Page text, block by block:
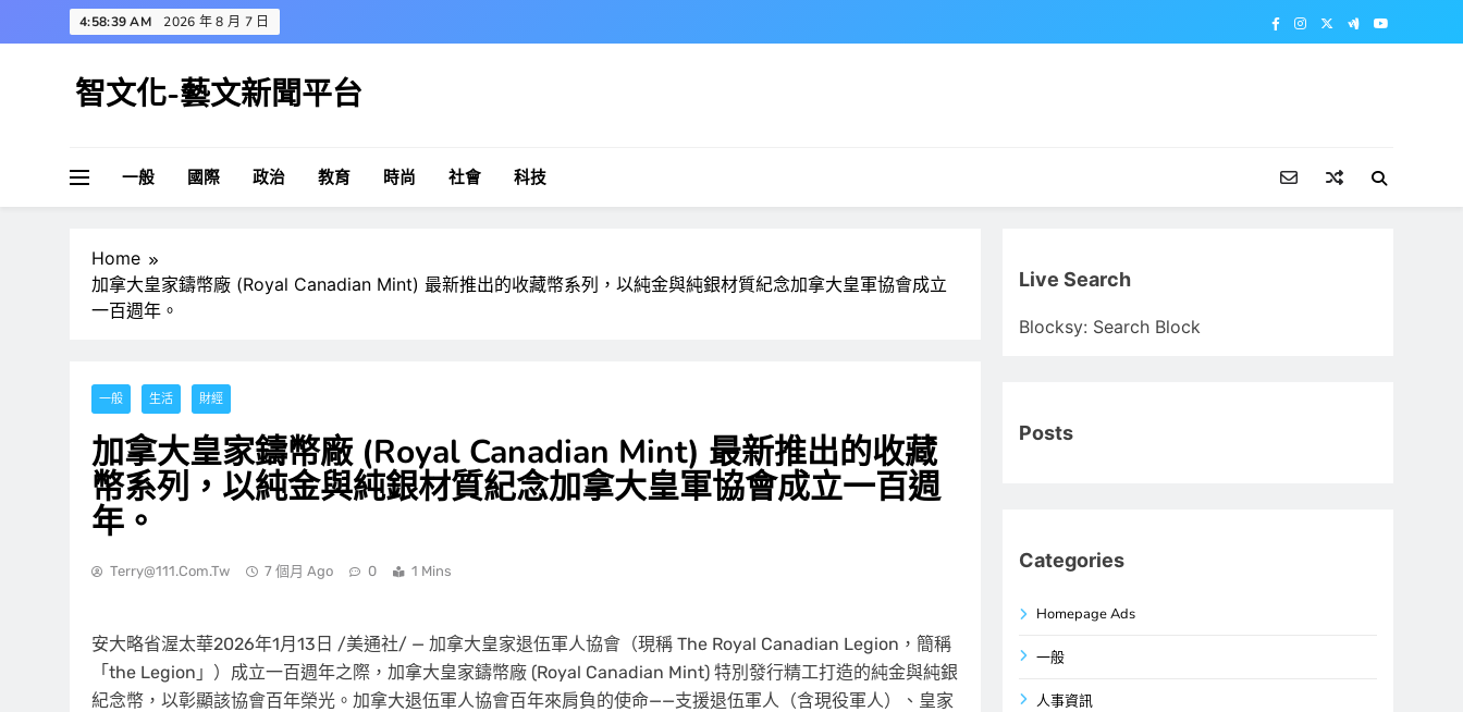
to
4:58:39 AM 2026 年 8 月 7 日
智文化-藝文新聞平台
一般 國際 政治 教育 時尚 社會 科技
Home
加拿大皇家鑄幣廠 (Royal Canadian Mint) 最新推出的收藏幣系列，以純金與純銀材質紀念加拿大皇軍協會成立
一百週年。
一般 生活 財經
加拿大皇家鑄幣廠 (Royal Canadian Mint) 最新推出的收藏
幣系列，以純金與純銀材質紀念加拿大皇軍協會成立一百週
年。
Terry@111.com.tw 7 個月 Ago 0 1 Mins
安大略省渥太華2026年1月13日 /美通社/ — 加拿大皇家退伍軍人協會（現稱 The Royal Canadian Legion，簡稱
「the Legion」）成立一百週年之際，加拿大皇家鑄幣廠 (Royal Canadian Mint) 特別發行精工打造的純金與純銀
紀念幣，以彰顯該協會百年榮光。加拿大退伍軍人協會百年來肩負的使命——支援退伍軍人（含現役軍人）、皇家
Live Search
Blocksy: Search Block
Posts
Categories
Homepage Ads
一般
人事資訊